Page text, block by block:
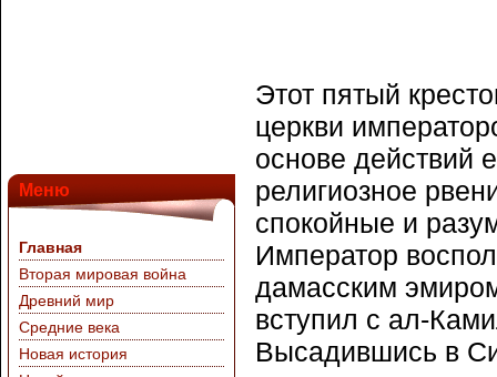
Меню
Главная
Вторая мировая война
Древний мир
Средние века
Новая история
Этот пятый
церкви
основе действий
религиозное
спокойные и
Император
дамасским
вступил с ал-
Высадившись в